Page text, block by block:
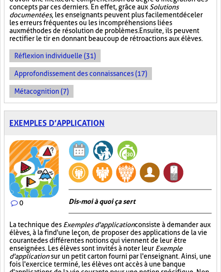
concepts par ces derniers. En effet, grâce aux Solutions
documentées, les enseignants peuvent plus facilement déceler
les erreurs fréquentes ou les incompréhensions liées
aux méthodes de résolution de problèmes. Ensuite, ils peuvent
rectifier le tir en donnant beaucoup de rétroactions aux élèves.
Réflexion individuelle (31)
Approfondissement des connaissances (17)
Métacognition (7)
EXEMPLES D’APPLICATION
0 Dis-moi à quoi ça sert
La technique des Exemples d'applicationconsiste à demander aux
élèves, à la fin d'une leçon, de proposer des applications de la vie
courante des différentes notions qui viennent de leur être
enseignées. Les élèves sont invités à noter leur Exemple
d'applicationsur un petit carton fourni par l'enseignant. Ainsi, une
fois l'exercice terminé, les élèves ont accès à une banque